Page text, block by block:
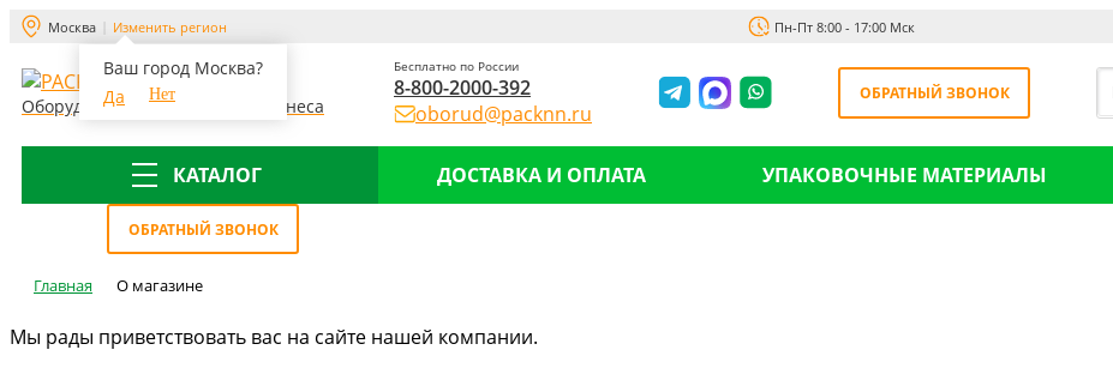
Москва Изменить регион
Ваш город Москва?
Да
Нет
Пн-Пт 8:00 - 17:00 Мск
Оборудование для склада и бизнеса
Бесплатно по России
8-800-2000-392
oborud@packnn.ru
ОБРАТНЫЙ ЗВОНОК
КАТАЛОГ ДОСТАВКА И ОПЛАТА УПАКОВОЧНЫЕ МАТЕРИАЛЫ
ОБРАТНЫЙ ЗВОНОК
Главная О магазине
Мы рады приветствовать вас на сайте нашей компании.